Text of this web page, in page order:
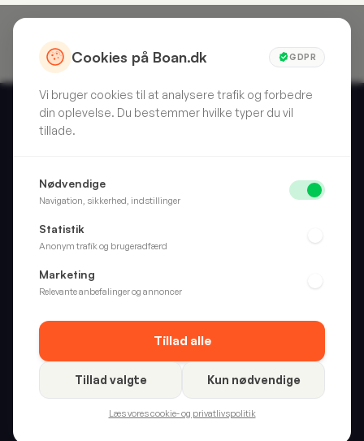
Cookies på Boan.dk GDPR
Vi bruger cookies til at analysere trafik og forbedre
din oplevelse. Du bestemmer hvilke typer du vil
tillade.
Nødvendige
Navigation, sikkerhed, indstillinger
Statistik
Anonym trafik og brugeradfærd
Marketing
Relevante anbefalinger og annoncer
Tillad alle
Tillad valgte Kun nødvendige
Læs vores cookie- og privatlivspolitik
Skarpt valg. Hver gang. Vi anmelder forbrugerprodukter, så
du slipper for at gætte.
Hjem
Fritid
Alle kategorier